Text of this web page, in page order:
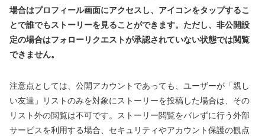
場合はプロフィール画面にアクセスし、アイコンをタップするこ
とで誰でもストーリーを見ることができます。ただし、非公開設
定の場合はフォローリクエストが承認されていない状態では閲覧
できません。
注意点としては、公開アカウントであっても、ユーザーが「親し
い友達」リストのみを対象にストーリーを投稿した場合は、その
リスト外の閲覧は不可です。ストーリー閲覧をバレずに行う外部
サービスを利用する場合、セキュリティやアカウント保護の観点